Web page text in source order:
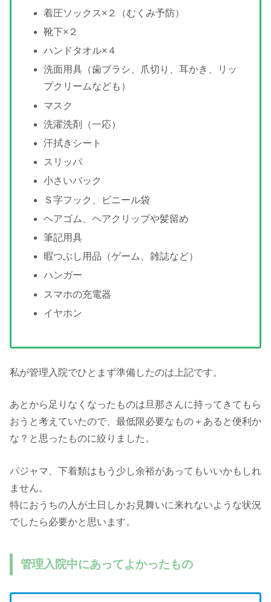
着圧ソックス×２（むくみ予防）
靴下×２
ハンドタオル×４
洗面用具（歯ブラシ、爪切り、耳かき、リッ
プクリームなども）
マスク
洗濯洗剤（一応）
汗拭きシート
スリッパ
小さいバック
Ｓ字フック、ビニール袋
ヘアゴム、ヘアクリップや髪留め
筆記用具
暇つぶし用品（ゲーム、雑誌など）
ハンガー
スマホの充電器
イヤホン
私が管理入院でひとまず準備したのは上記です。
あとから足りなくなったものは旦那さんに持ってきてもら
おうと考えていたので、最低限必要なもの＋あると便利か
な？と思ったものに絞りました。
パジャマ、下着類はもう少し余裕があってもいいかもしれ
ません。
特におうちの人が土日しかお見舞いに来れないような状況
でしたら必要かと思います。
管理入院中にあってよかったもの